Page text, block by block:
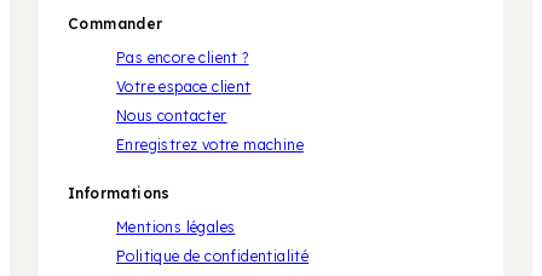
Commander
Pas encore client ?
Votre espace client
Nous contacter
Enregistrez votre machine
Informations
Mentions légales
Politique de confidentialité